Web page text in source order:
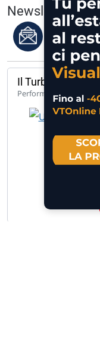
Newsletter del
Leggi i
Il Turbo del giorno
Performance 1 anno
UCH TB